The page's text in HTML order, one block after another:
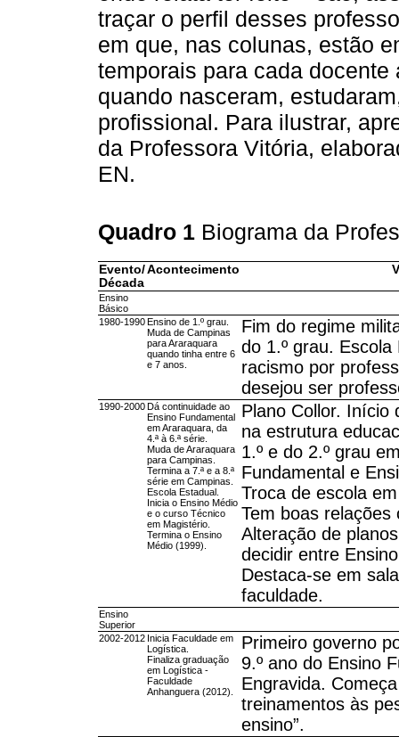
traçar o perfil desses
em que, nas colunas, estão
temporais para cada
quando nasceram,
profissional. Para ilustrar,
da Professora Vitória,
EN.
Quadro 1 Biograma da
Evento/
Década
Acontecimento
Ensino
Básico
1980-1990 Ensino de 1.º grau.
Muda de Campinas
para Araraquara
quando tinha entre 6
e 7 anos.
Fim do regime
do 1.º grau.
racismo por
desejou ser
1990-2000 Dá continuidade ao
Ensino Fundamental
em Araraquara, da
4.ª à 6.ª série.
Muda de Araraquara
para Campinas.
Termina a 7.ª e a 8.ª
série em Campinas.
Escola Estadual.
Inicia o Ensino Médio
e o curso Técnico
em Magistério.
Termina o Ensino
Médio (1999).
Plano Collor. Início
na estrutura
1.º e do 2.º grau
Fundamental e
Troca de escola
Tem boas
Alteração de
decidir entre
Destaca-se em
faculdade.
Ensino
Superior
2002-2012 Inicia Faculdade em
Logística.
Finaliza graduação
em Logística -
Faculdade
Anhanguera (2012).
Primeiro governo
9.º ano do Ensino
Engravida.
treinamentos às
ensino”.